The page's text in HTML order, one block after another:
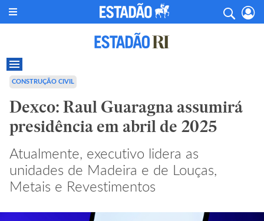
CONSTRUÇÃO CIVIL
Dexco: Raul Guaragna assumirá
presidência em abril de 2025
Atualmente, executivo lidera as
unidades de Madeira e de Louças,
Metais e Revestimentos